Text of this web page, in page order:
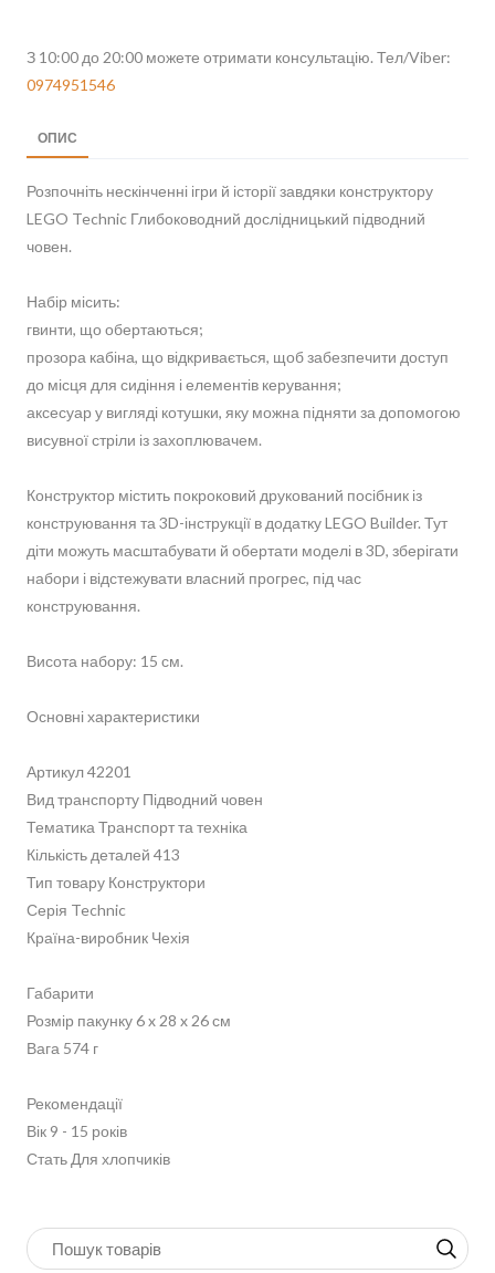
З 10:00 до 20:00 можете отримати консультацію. Тел/Viber:
0974951546
ОПИС
Розпочніть нескінченні ігри й історії завдяки конструктору
LEGO Technic Глибоководний дослідницький підводний
човен.
Набір місить:
гвинти, що обертаються;
прозора кабіна, що відкривається, щоб забезпечити доступ
до місця для сидіння і елементів керування;
аксесуар у вигляді котушки, яку можна підняти за допомогою
висувної стріли із захоплювачем.
Конструктор містить покроковий друкований посібник із
конструювання та 3D-інструкції в додатку LEGO Builder. Тут
діти можуть масштабувати й обертати моделі в 3D, зберігати
набори і відстежувати власний прогрес, під час
конструювання.
Висота набору: 15 см.
Основні характеристики
Артикул 42201
Вид транспорту Підводний човен
Тематика Транспорт та техніка
Кількість деталей 413
Тип товару Конструктори
Серія Technic
Країна-виробник Чехія
Габарити
Розмір пакунку 6 x 28 x 26 см
Вага 574 г
Рекомендації
Вік 9 - 15 років
Стать Для хлопчиків